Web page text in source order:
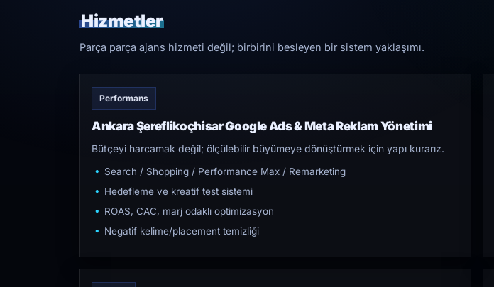
Hizmetler
Parça parça ajans hizmeti değil; birbirini besleyen bir sistem yaklaşımı.
Performans
Ankara Şereflikoçhisar Google Ads & Meta Reklam Yönetimi
Bütçeyi harcamak değil; ölçülebilir büyümeye dönüştürmek için yapı kurarız.
Search / Shopping / Performance Max / Remarketing
Hedefleme ve kreatif test sistemi
ROAS, CAC, marj odaklı optimizasyon
Negatif kelime/placement temizliği